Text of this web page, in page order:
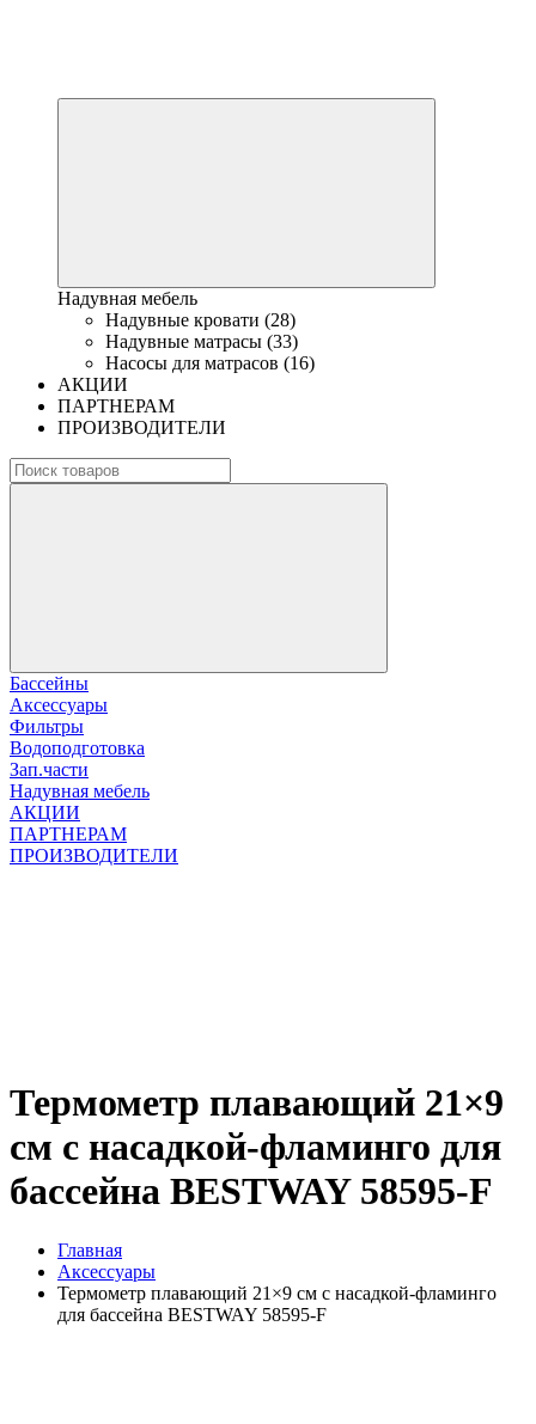
Надувная мебель
Надувные кровати (28)
Надувные матрасы (33)
Насосы для матрасов (16)
АКЦИИ
ПАРТНЕРАМ
ПРОИЗВОДИТЕЛИ
Бассейны
Аксессуары
Фильтры
Водоподготовка
Зап.части
Надувная мебель
АКЦИИ
ПАРТНЕРАМ
ПРОИЗВОДИТЕЛИ
Термометр плавающий 21×9
см с насадкой-фламинго для
бассейна BESTWAY 58595-F
Главная
Аксессуары
Термометр плавающий 21×9 см с насадкой-фламинго
для бассейна BESTWAY 58595-F